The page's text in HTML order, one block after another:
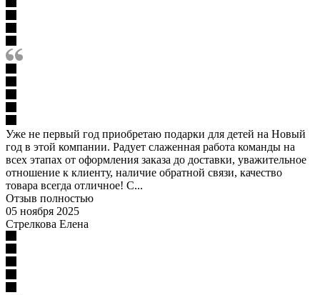
Уже не первый год приобретаю подарки для детей на Новый
год в этой компании. Радует слаженная работа команды на
всех этапах от оформления заказа до доставки, уважительное
отношение к клиенту, наличие обратной связи, качество
товара всегда отличное! С...
Отзыв полностью
05 ноября 2025
Стрелкова Елена